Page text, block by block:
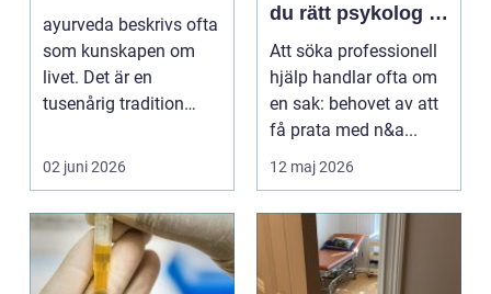
ayurveda beskrivs ofta
som kunskapen om
livet. Det är en
tusenårig tradition
kropp,...
02 juni 2026
du rätt psykolog i
Västerås för
samtal och terapi
Att söka professionell
hjälp handlar ofta om
en sak: behovet av att
få prata med n&a...
12 maj 2026